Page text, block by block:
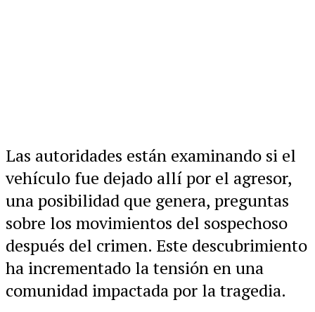
Las autoridades están examinando si el
vehículo fue dejado allí por el agresor,
una posibilidad que genera, preguntas
sobre los movimientos del sospechoso
después del crimen. Este descubrimiento
ha incrementado la tensión en una
comunidad impactada por la tragedia.